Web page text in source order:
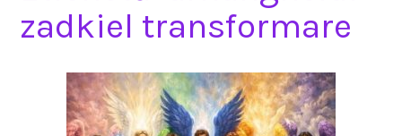
zadkiel transformare